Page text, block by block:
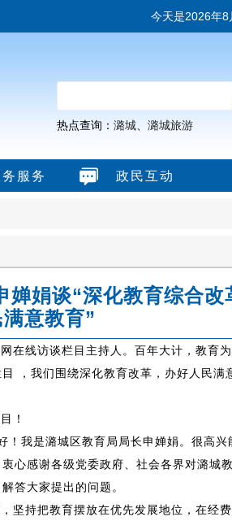
今天是2026年8
热点查询： 潞城 潞城旅游
服务 政民互动
婵娟谈“深化教育综合改
意教育”
在线访谈栏目主持人。百年大计，教育
，我们围绕深化教育改革，办好人民满
！
！我是潞城区教育局局长申婵娟。很高兴
心感谢各级党委政府、社会各界对潞城
答大家提出的问题。
坚持把教育摆放在优先发展地位，在经